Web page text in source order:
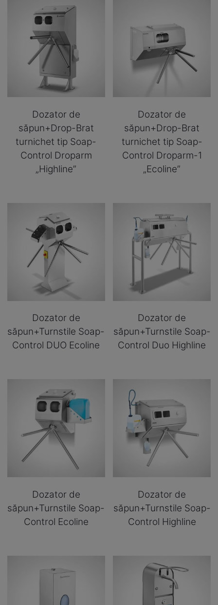
Dozator de
săpun+Drop-Brat
turnichet tip Soap-
Control Droparm
„Highline”
Dozator de
săpun+Drop-Brat
turnichet tip Soap-
Control Droparm-1
„Ecoline”
Dozator de
săpun+Turnstile Soap-
Control DUO Ecoline
Dozator de
săpun+Turnstile Soap-
Control Duo Highline
Dozator de
săpun+Turnstile Soap-
Control Ecoline
Dozator de
săpun+Turnstile Soap-
Control Highline